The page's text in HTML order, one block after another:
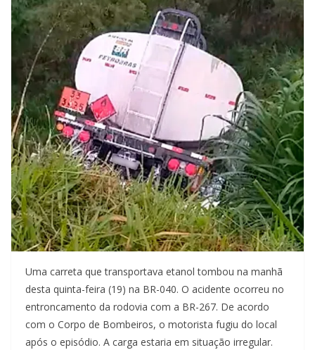
Uma carreta que transportava etanol tombou na manhã
desta quinta-feira (19) na BR-040. O acidente ocorreu no
entroncamento da rodovia com a BR-267. De acordo
com o Corpo de Bombeiros, o motorista fugiu do local
após o episódio. A carga estaria em situação irregular.